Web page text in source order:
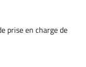
prise en charge de